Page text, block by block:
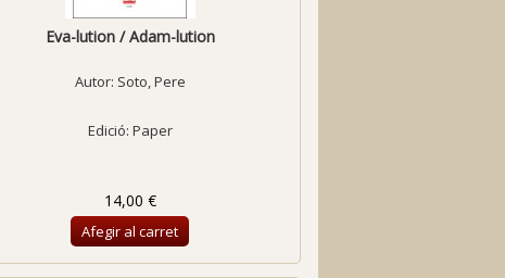
Eva-lution / Adam-lution
Autor: Soto, Pere
Edició: Paper
14,00 €
Afegir al carret